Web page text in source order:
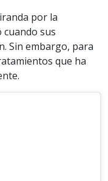
por la
sus
Sin embargo, para
que ha